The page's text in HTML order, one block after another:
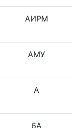
АИРМ
АМУ
А
6А